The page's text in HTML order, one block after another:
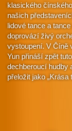
klasického
našich
lidové tance a
doprovází živý
vystoupení. V Číně
Yun přináší zpět
dechberoucí hudby
přeložit jako